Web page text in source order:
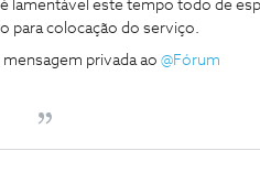
lamentável este tempo todo de
para colocação do serviço.
mensagem privada ao @Fórum